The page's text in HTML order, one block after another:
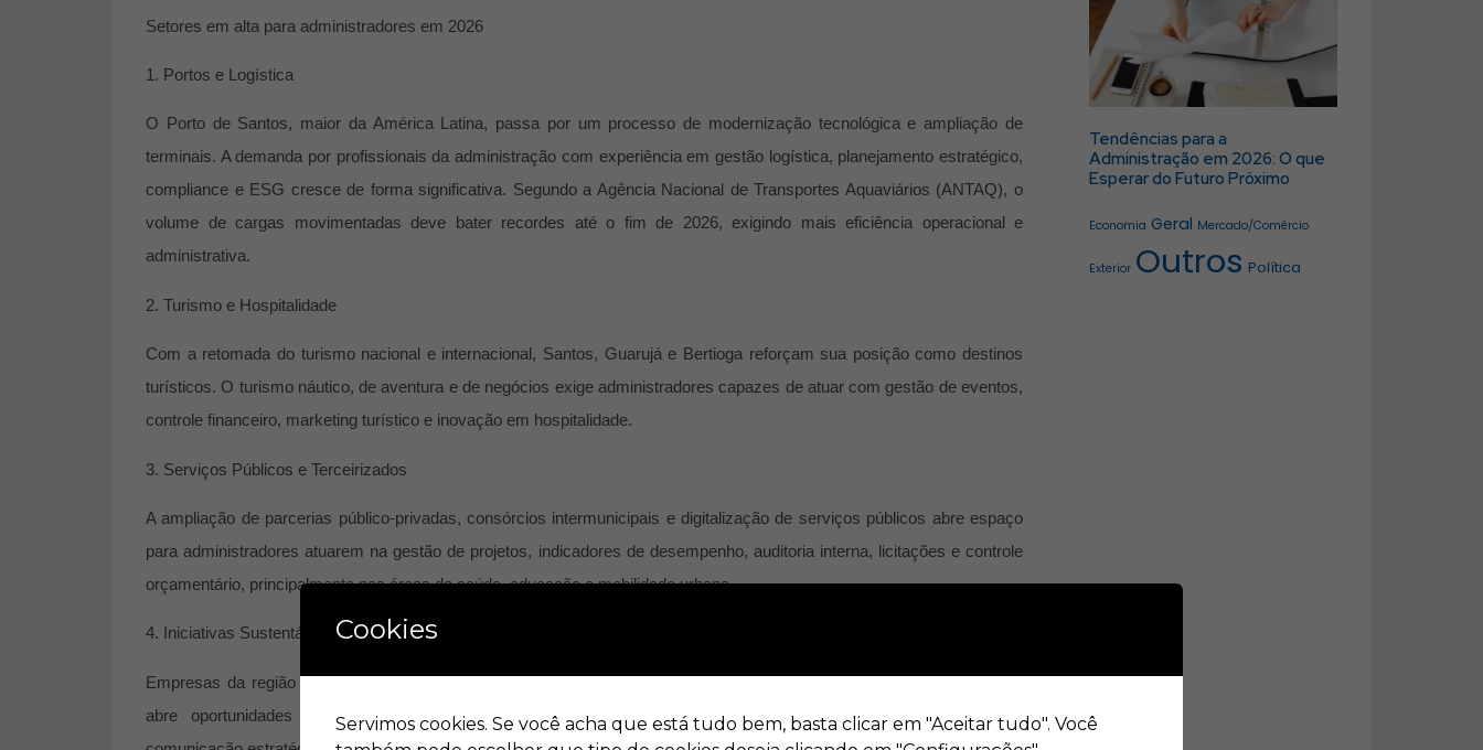
Setores em alta para administradores em 2026
1. Portos e Logística
O Porto de Santos, maior da América Latina, passa por um processo de modernização tecnológica e ampliação de
terminais. A demanda por profissionais da administração com experiência em gestão logística, planejamento estratégico,
compliance e ESG cresce de forma significativa. Segundo a Agência Nacional de Transportes Aquaviários (ANTAQ), o
volume de cargas movimentadas deve bater recordes até o fim de 2026, exigindo mais eficiência operacional e
administrativa.
2. Turismo e Hospitalidade
Com a retomada do turismo nacional e internacional, Santos, Guarujá e Bertioga reforçam sua posição como destinos
turísticos. O turismo náutico, de aventura e de negócios exige administradores capazes de atuar comgestão de eventos,
controle financeiro, marketing turístico e inovação em hospitalidade.
3. Serviços Públicos e Terceirizados
A ampliação de parcerias público-privadas, consórcios intermunicipais e digitalização de serviços públicos abre espaço
para administradores atuarem nagestão de projetos, indicadores de desempenho, auditoria interna, licitações e controle
orçamentário, principalmente nas áreas da saúde, educação e mobilidade urbana.
4. Iniciativas Sustentáveis e ESG
Empresas da região estão cada vez mais pressionadas a atender critérios ambientais, sociais e de governança. Isso
abre oportunidades para profissionais que dominem
gestão ambiental, compliance, responsabilidade social e
Tendências para a
Administração em 2026: O que
Esperar do Futuro Próximo
Economia Geral Mercado/Comércio
Exterior Outros Política
Cookies
Servimos cookies. Se você acha que está tudo bem, basta clicar em "Aceitar tudo". Você